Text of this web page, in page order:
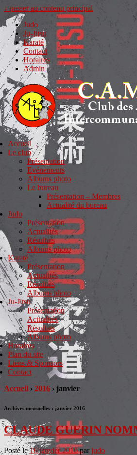
↓ passer au contenu principal
Judo
Ju-Jitsu
Karaté
Contact
Horaires
Admin
Accueil
Le club
Présentation
Evénements
Albums photo
Le bureau
Présentation – Membres
Actualité du bureau
Judo
Présentation
Actualités
Résultats
Albums photo
Karaté
Présentation
Actualités
Résultats
Albums photo
Ju-Jitsu
Présentation
Actualités
Résultats
Albums photo
Horaires
Plan du site
Liens & Sponsors
Contact
Accueil › 2016 › janvier
Archives mensuelles : janvier 2016
CLAUDE GUERIN
Posté le16 janvier 2016par judo